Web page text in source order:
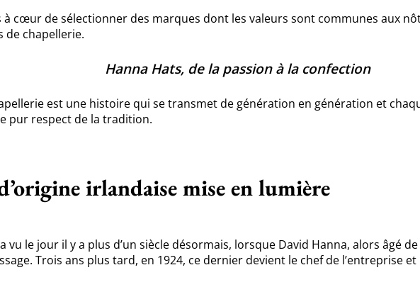
à cœur de sélectionner des marques dont les valeurs sont communes aux
de chapellerie.
Hanna Hats, de la passion à la confection
est une histoire qui se transmet de génération en génération et
pur respect de la tradition.
irlandaise mise en lumière
vu le jour il y a plus d’un siècle désormais, lorsque David Hanna, alors âgé de
Trois ans plus tard, en 1924, ce dernier devient le chef de l’entreprise